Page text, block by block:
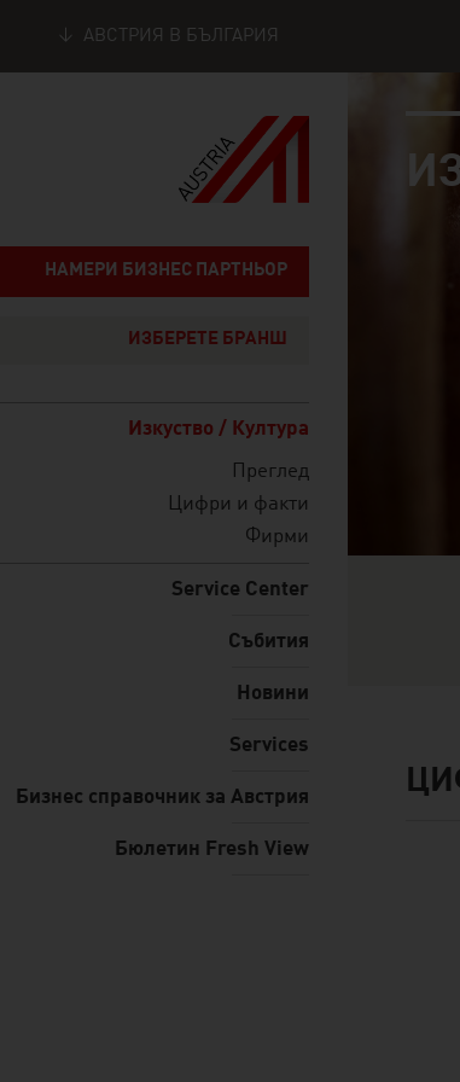
АВСТРИЯ В БЪЛГАРИЯ
НАМЕРИ БИЗНЕС ПАРТНЬОР
ИЗБЕРЕТЕ БРАНШ
Изкуство / Култура
Преглед
Цифри и факти
Фирми
Service Center
Събития
Новини
Services
Бизнес справочник за Австрия
Бюлетин Fresh View
facts